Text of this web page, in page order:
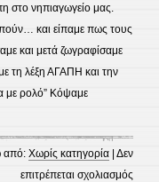
στο νηπιαγωγείο μας.
και είπαμε πως τους
και μετά ζωγραφίσαμε
τη λέξη ΑΓΑΠΗ και την
με ρολό” Κόψαμε
από:Χωρίς κατηγορία |Δεν
επιτρέπεται σχολιασμός